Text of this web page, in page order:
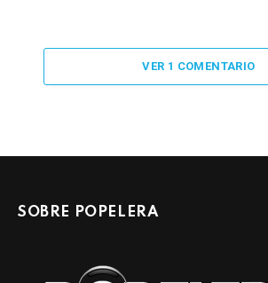
VER 1 COMENTARIO
SOBRE POPELERA